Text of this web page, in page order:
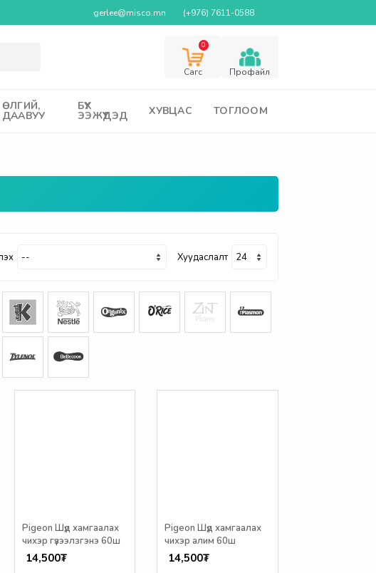
gerlee@misco.mn (+976) 7611-0588
0
Cагс Профайл
ӨЛГИЙ,
ДААВУУ
БҮХ
ЭЭЖҮҮДЭД ХУВЦАС ТОГЛООМ
Хуудаслалт
Pigeon Шүд хамгаалах
чихэр гүзээлзгэнэ 60ш
14,500₮
Pigeon Шүд хамгаалах
чихэр алим 60ш
14,500₮